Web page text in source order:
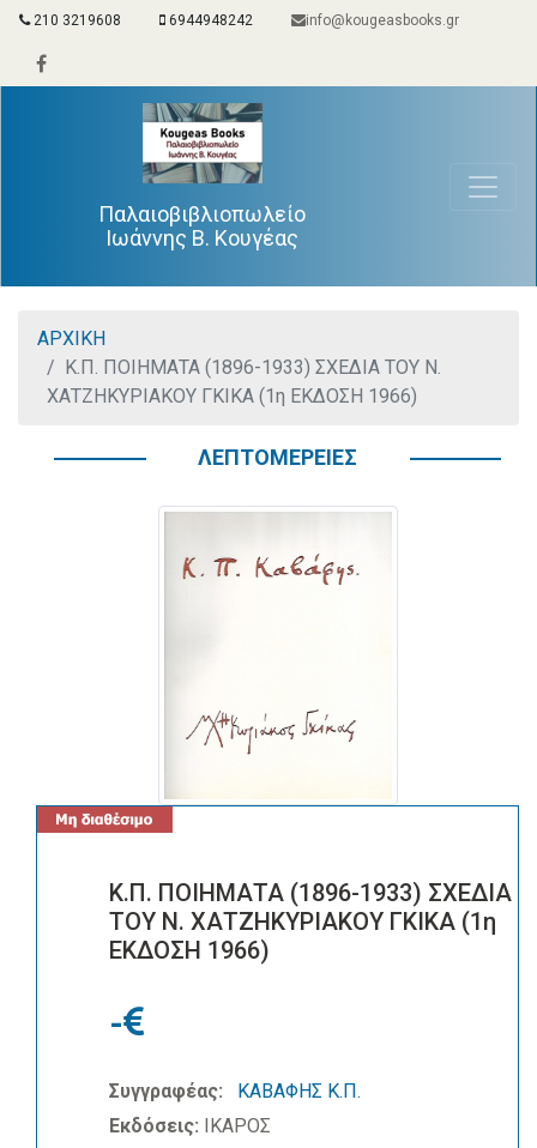
210 3219608 6944948242 info@kougeasbooks.gr
Παλαιοβιβλιοπωλείο
Ιωάννης Β. Κουγέας
ΑΡΧΙΚΗ
Κ.Π. ΠΟΙΗΜΑΤΑ (1896-1933) ΣΧΕΔΙΑ ΤΟΥ Ν.
ΧΑΤΖΗΚΥΡΙΑΚΟΥ ΓΚΙΚΑ (1η ΕΚΔΟΣΗ 1966)
ΛΕΠΤΟΜΕΡΕΙΕΣ
Κ.Π. ΠΟΙΗΜΑΤΑ (1896-1933) ΣΧΕΔΙΑ
ΤΟΥ Ν. ΧΑΤΖΗΚΥΡΙΑΚΟΥ ΓΚΙΚΑ (1η
ΕΚΔΟΣΗ 1966)
-
Συγγραφέας:
ΚΑΒΑΦΗΣ Κ.Π.
Εκδόσεις: ΙΚΑΡΟΣ